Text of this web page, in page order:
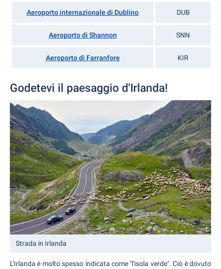
Aeroporto internazionale di Dublino DUB
Aeroporto di Shannon SNN
Aeroporto di Farranfore KIR
Godetevi il paesaggio d'Irlanda!
Strada in Irlanda
L'Irlanda è molto spesso indicata come "l'isola verde". Ciò è dovuto